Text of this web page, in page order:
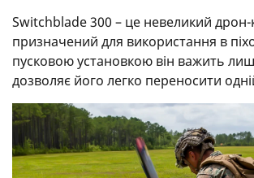
Switchblade 300 – це невеликий дрон-
призначений для використання в
пусковою установкою він важить
дозволяє його легко переносити